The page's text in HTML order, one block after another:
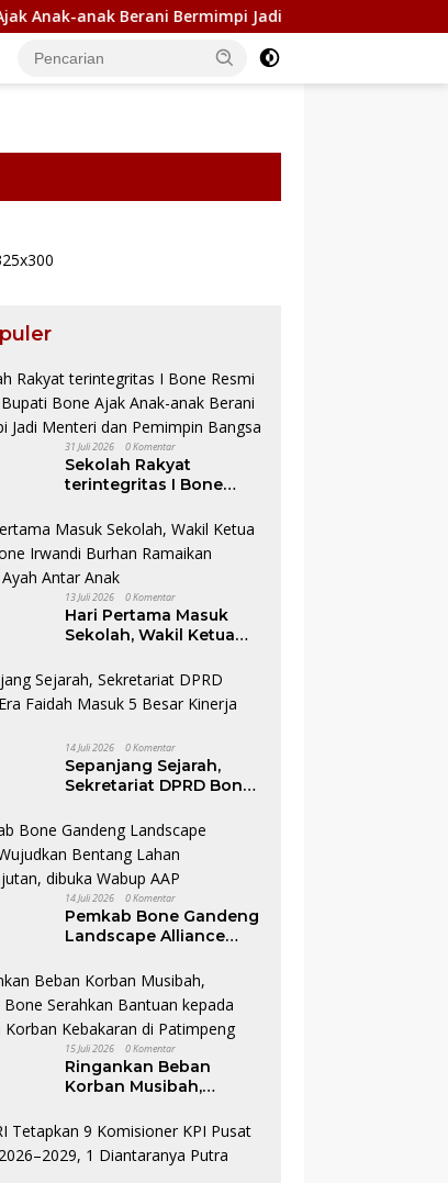
anak Berani Bermimpi Jadi Menteri dan Pemimpin
31 Juli 2026 0 Komentar
Sekolah Rakyat
terintegritas I Bone
Bone Ajak Anak-anak
Berani Bermimpi Jadi
Menteri dan Pemimpin
Bangsa
13 Juli 2026 0 Komentar
Hari Pertama Masuk
Sekolah, Wakil Ketua
Burhan Ramaikan
Gerakan Ayah Antar
Anak
14 Juli 2026 0 Komentar
Sepanjang Sejarah,
Sekretariat DPRD Bone
Besar Kinerja Terbaik
14 Juli 2026 0 Komentar
Pemkab Bone Gandeng
Landscape Alliance
Lahan Berkelanjutan,
dibuka Wabup AAP
15 Juli 2026 0 Komentar
Ringankan Beban
Korban Musibah,
Bantuan kepada
Keluarga Korban
Kebakaran di